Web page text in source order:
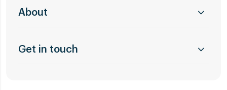
About
Get in touch